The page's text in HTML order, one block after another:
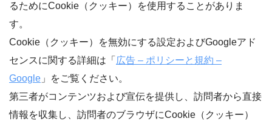
るためにCookie（クッキー）を使用することがありま
す。
Cookie（クッキー）を無効にする設定およびGoogleアド
センスに関する詳細は「 広告 – ポリシーと規約 –
Google 」をご覧ください。
第三者がコンテンツおよび宣伝を提供し、訪問者から直接
情報を収集し、訪問者のブラウザにCookie（クッキー）